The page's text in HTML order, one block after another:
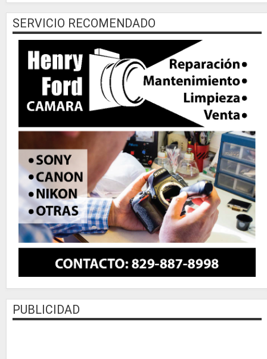
SERVICIO RECOMENDADO
PUBLICIDAD